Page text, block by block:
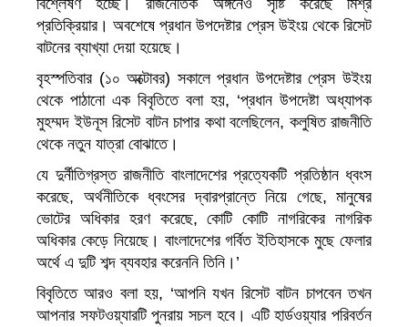
বিশ্লেষণ হচ্ছে। রাজনৈতিক অঙ্গনেও সৃষ্টি করেছে মিশ্র
প্রতিক্রিয়ার। অবশেষে প্রধান উপদেষ্টার প্রেস উইংয় থেকে রিসেট
বাটনের ব্যাখ্যা দেয়া হয়েছে।
বৃহস্পতিবার (১০ অক্টোবর) সকালে প্রধান উপদেষ্টার প্রেস উইংয়
থেকে পাঠানো এক বিবৃতিতে বলা হয়, ‘প্রধান উপদেষ্টা অধ্যাপক
মুহম্মদ ইউনূস রিসেট বাটন চাপার কথা বলেছিলেন, কলুষিত রাজনীতি
থেকে নতুন যাত্রা বোঝাতে।
যে দুর্নীতিগ্রস্ত রাজনীতি বাংলাদেশের প্রত্যেকটি প্রতিষ্ঠান ধ্বংস
করেছে, অর্থনীতিকে ধ্বংসের দ্বারপ্রান্তে নিয়ে গেছে, মানুষের
ভোটের অধিকার হরণ করেছে, কোটি কোটি নাগরিকের নাগরিক
অধিকার কেড়ে নিয়েছে। বাংলাদেশের গর্বিত ইতিহাসকে মুছে ফেলার
অর্থে এ দুটি শব্দ ব্যবহার করেননি তিনি।’
বিবৃতিতে আরও বলা হয়, ‘আপনি যখন রিসেট বাটন চাপবেন তখন
আপনার সফটওয়্যারটি পুনরায় সচল হবে। এটি হার্ডওয়্যার পরিবর্তন